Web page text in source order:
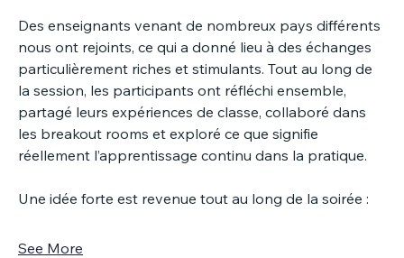
Des enseignants venant de nombreux pays différents
nous ont rejoints, ce qui a donné lieu à des échanges
particulièrement riches et stimulants. Tout au long de
la session, les participants ont réfléchi ensemble,
partagé leurs expériences de classe, collaboré dans
les breakout rooms et exploré ce que signifie
réellement l’apprentissage continu dans la pratique.
Une idée forte est revenue tout au long de la soirée :
See More